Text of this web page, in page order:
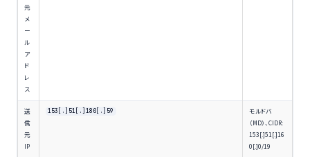
元
メ
ー
ル
ア
ド
レ
ス
送
信
元
IP
153[.]51[.]180[.]59
モルドバ
（MD）、CIDR:
153[.]51[.]16
0[.]0/19